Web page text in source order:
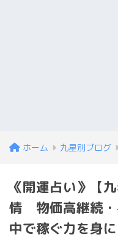
ホーム 九星別ブログ
《開運占い》【
情 物価高継続・
中で稼ぐ力を身